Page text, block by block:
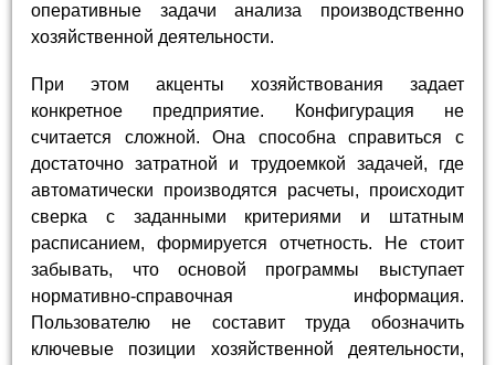
оперативные задачи анализа производственно
хозяйственной деятельности.
При этом акценты хозяйствования задает
конкретное предприятие. Конфигурация не
считается сложной. Она способна справиться с
достаточно затратной и трудоемкой задачей, где
автоматически производятся расчеты, происходит
сверка с заданными критериями и штатным
расписанием, формируется отчетность. Не стоит
забывать, что основой программы выступает
нормативно-справочная информация.
Пользователю не составит труда обозначить
ключевые позиции хозяйственной деятельности,